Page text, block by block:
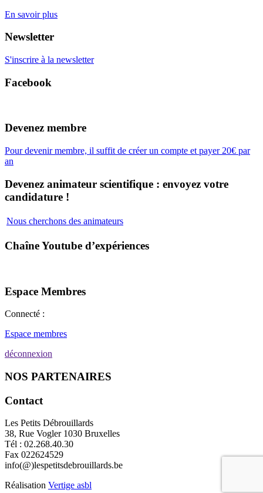
En savoir plus
Newsletter
S'inscrire à la newsletter
Facebook
Devenez membre
Pour devenir membre, il suffit de créer un compte et payer 20€ par
an
Devenez animateur scientifique : envoyez votre
candidature !
Nous cherchons des animateurs
Chaîne Youtube d’expériences
Espace Membres
Connecté :
Espace membres
déconnexion
NOS PARTENAIRES
Contact
Les Petits Débrouillards
38, Rue Vogler 1030 Bruxelles
Tél : 02.268.40.30
Fax 022624529
info(@)lespetitsdebrouillards.be
Réalisation Vertige asbl